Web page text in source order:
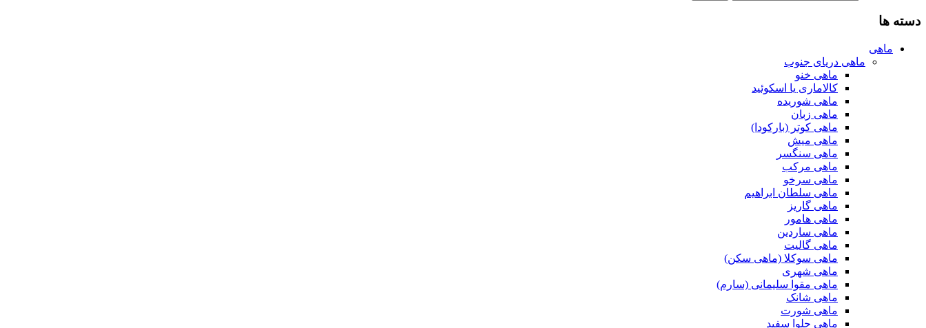
دسته ها
ماهی
ماهی دریای جنوب
ماهی خنو
کالاماری یا اسکوئید
ماهی شوریده
ماهی زبان
ماهی کوتر (بارکودا)
ماهی میش
ماهی سنگسر
ماهی مرکب
ماهی سرخو
ماهی سلطان ابراهیم
ماهی گاریز
ماهی هامور
ماهی ساردین
ماهی گالیت
ماهی سوکلا (ماهی سکن)
ماهی شهری
ماهی مقوا سلیمانی (سارم)
ماهی شانک
ماهی شورت
ماهی حلوا سفید